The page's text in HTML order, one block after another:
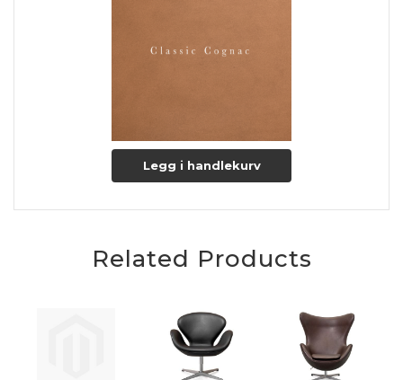
Legg i handlekurv
Related Products